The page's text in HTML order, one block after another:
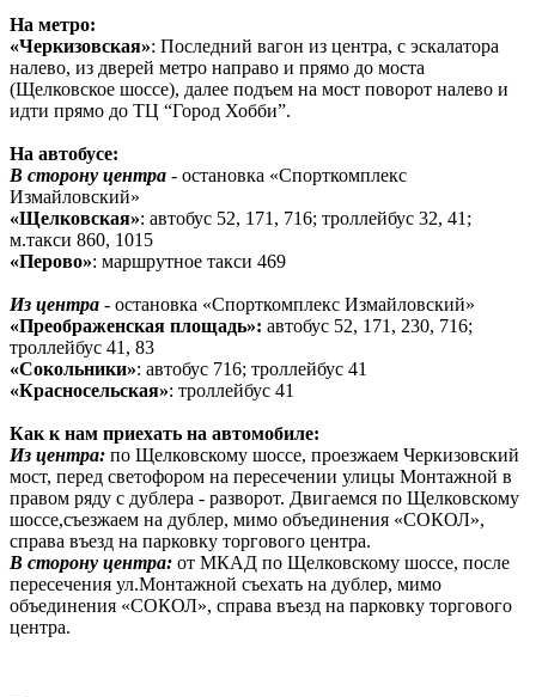
На метро:
«Черкизовская»: Последний вагон из центра, с эскалатора
налево, из дверей метро направо и прямо до моста
(Щелковское шоссе), далее подъем на мост поворот налево и
идти прямо до ТЦ “Город Хобби”.
На автобусе:
В сторону центра - остановка «Спорткомплекс
Измайловский»
«Щелковская»: автобус 52, 171, 716; троллейбус 32, 41;
м.такси 860, 1015
«Перово»: маршрутное такси 469
Из центра - остановка «Спорткомплекс Измайловский»
«Преображенская площадь»: автобус 52, 171, 230, 716;
троллейбус 41, 83
«Сокольники»: автобус 716; троллейбус 41
«Красносельская»: троллейбус 41
Как к нам приехать на автомобиле:
Из центра: по Щелковскому шоссе, проезжаем Черкизовский
мост, перед светофором на пересечении улицы Монтажной в
правом ряду с дублера - разворот. Двигаемся по Щелковскому
шоссе,съезжаем на дублер, мимо объединения «СОКОЛ»,
справа въезд на парковку торгового центра.
В сторону центра: от МКАД по Щелковскому шоссе, после
пересечения ул.Монтажной съехать на дублер, мимо
объединения «СОКОЛ», справа въезд на парковку торгового
центра.